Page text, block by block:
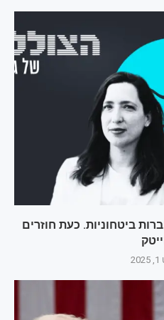
ביטחוניות. כעת חוזרים